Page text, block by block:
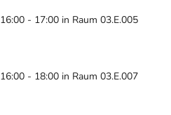
16:00 - 17:00 in Raum 03.E.005
16:00 - 18:00 in Raum 03.E.007